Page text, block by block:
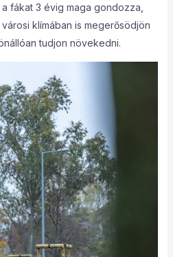
fákat 3 évig maga gondozza,
klímában is megerősödjön
tudjon növekedni.